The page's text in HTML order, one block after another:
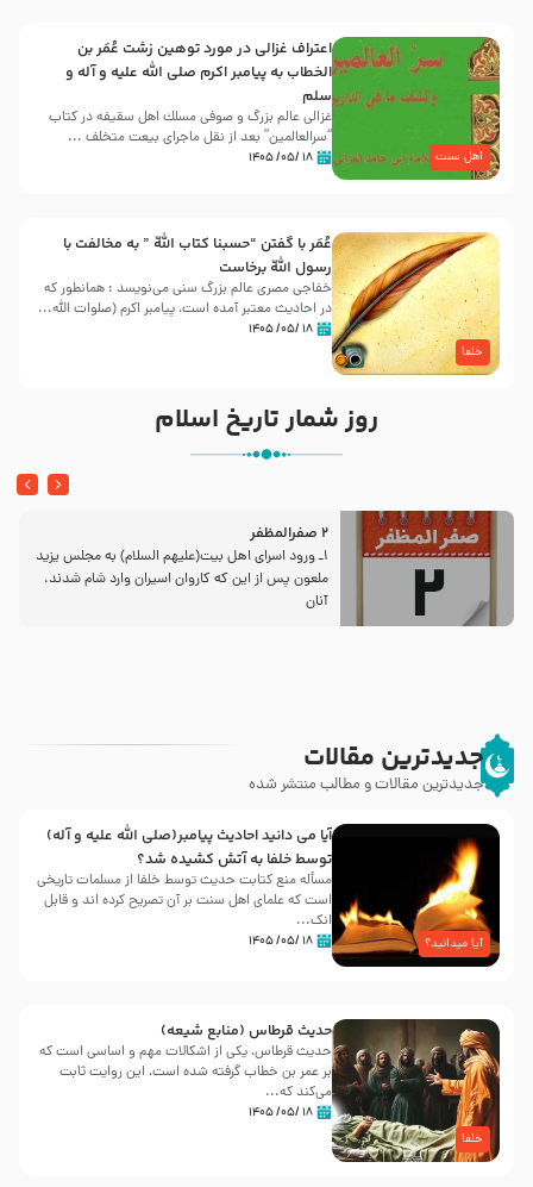
اهل سنت
اعتراف غزالی در مورد توهین زشت عُمَر بن
الخطاب به پیامبر اکرم صلی الله علیه و آله و
سلم
غزالی عالم بزرگ و صوفی مسلك اهل سقيفه در کتاب
“سرالعالمین” بعد از نقل ماجرای بیعت متخلف ...
۱۸ /۰۵/ ۱۴۰۵
خلفا
عُمَر با گفتن “حسبنا كتاب اللّه ” به مخالفت با
رسول اللّه برخاست
خفاجی مصری عالم بزرگ سنی می‌نویسد : همانطور که
در احادیث معتبر آمده است، پیامبر اکرم (صلوات اللّه...
۱۸ /۰۵/ ۱۴۰۵
روز شمار تاریخ اسلام
2 صفرالمظفر
1ـ ورود اسراى اهل بیت‌(علیهم السلام) به مجلس یزید
ملعون پس از این كه كاروان اسیران وارد شام شدند،
آنان
جدیدترین مقالات
جدیدترین مقالات و مطالب منتشر شده
آیا میدانید؟
آیا می دانید احادیث پیامبر(صلی الله علیه و آله)
توسط خلفا به آتش کشیده شد؟
مسأله منع کتابت حدیث توسط خلفا از مسلمات تاریخی
است که علمای اهل سنت بر آن تصریح کرده اند و قابل
انک...
۱۸ /۰۵/ ۱۴۰۵
خلفا
حدیث قرطاس (منابع شیعه)
حدیث قرطاس، یکی از اشکالات مهم و اساسی است که
بر عمر بن خطاب گرفته شده است، این روایت ثابت
می‌کند که...
۱۸ /۰۵/ ۱۴۰۵